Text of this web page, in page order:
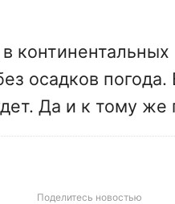
осадков погода.
Да и к тому же
Поделитесь новостью